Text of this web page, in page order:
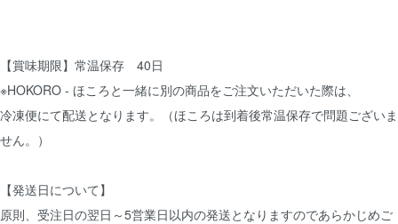
【賞味期限】常温保存 40日
※HOKORO - ほころと一緒に別の商品をご注文いただいた際は、
冷凍便にて配送となります。（ほころは到着後常温保存で問題ございま
せん。）
【発送日について】
原則、受注日の翌日～5営業日以内の発送となりますのであらかじめご